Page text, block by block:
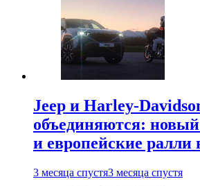
Jeep и Harley-
объединяются: новый
и европейские ралли
3 месяца спустя3 месяца спустя